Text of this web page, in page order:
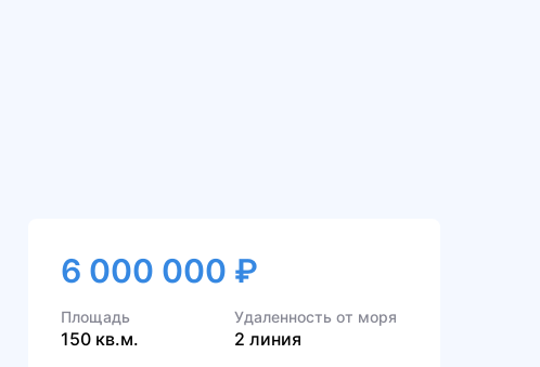
6 000 000 ₽
Площадь
150 кв.м.
Удаленность от моря
2 линия